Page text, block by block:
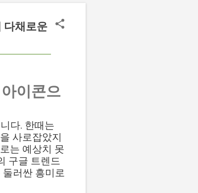
은 원정 경기에서
다채로운
이콘으
다. 한때는
사로잡았지
는 예상치 못
구글 트렌드
러싼 흥미로